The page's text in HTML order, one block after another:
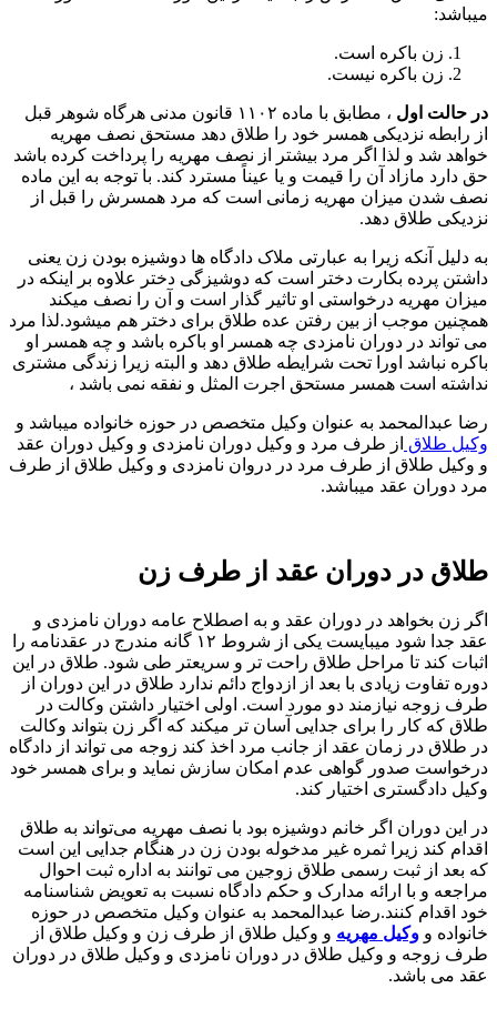
میباشد:
زن باکره است.
زن باکره نیست.
در حالت اول
، مطابق با ماده ۱۱۰۲ قانون مدنی هرگاه شوهر قبل
از رابطه نزدیکی همسر خود را طلاق دهد مستحق نصف مهریه
خواهد شد و لذا اگر مرد بیشتر از نصف مهریه را پرداخت کرده باشد
حق دارد مازاد آن را قیمت و یا عیناً مسترد کند. با توجه به این ماده
نصف شدن میزان مهریه زمانی است که مرد همسرش را قبل از
نزدیکی طلاق دهد.
به دلیل آنکه زیرا به عبارتی ملاک دادگاه ها دوشیزه بودن زن یعنی
داشتن پرده بکارت دختر است که دوشیزگی دختر علاوه بر اینکه در
میزان مهریه درخواستی او تاثیر گذار است و آن را نصف میکند
همچنین موجب از بین رفتن عده طلاق برای دختر هم میشود.لذا مرد
می تواند در دوران نامزدی چه همسر او باکره باشد و چه همسر او
باکره نباشد اورا تحت شرایطه طلاق دهد و البته زیرا زندگی مشتری
نداشته است همسر مستحق اجرت المثل و نفقه نمی باشد ،
رضا عبدالمحمد به عنوان وکیل متخصص در حوزه خانواده میباشد و
وکیل طلاق از طرف مرد و وکیل دوران نامزدی و وکیل دوران عقد
و وکیل طلاق از طرف مرد در دروان نامزدی و وکیل طلاق از طرف
مرد دوران عقد میباشد.
طلاق در دوران عقد از طرف زن
اگر زن بخواهد در دوران عقد و به اصطلاح عامه دوران نامزدی و
عقد جدا شود میبایست یکی از شروط ۱۲ گانه مندرج در عقدنامه را
اثبات کند تا مراحل طلاق راحت تر و سریعتر طی شود. طلاق در این
دوره تفاوت زیادی با بعد از ازدواج دائم ندارد طلاق در این دوران از
طرف زوجه نیازمند دو مورد است. اولی اختیار داشتن وکالت در
طلاق که کار را برای جدایی آسان تر میکند که اگر زن بتواند وکالت
در طلاق در زمان عقد از جانب مرد اخذ کند زوجه می تواند از دادگاه
درخواست صدور گواهی عدم امکان سازش نماید و برای همسر خود
وکیل دادگستری اختیار کند.
در این دوران اگر خانم دوشیزه بود با نصف مهریه می‌تواند به طلاق
اقدام کند زیرا ثمره‌ غیر مدخوله بودن زن در هنگام جدایی این است
که بعد از ثبت رسمی طلاق زوجین می توانند به اداره ثبت احوال
مراجعه و با ارائه مدارک و حکم دادگاه نسبت به تعویض شناسنامه
خود اقدام کنند.رضا عبدالمحمد به عنوان وکیل متخصص در حوزه
خانواده و وکیل مهریه و وکیل طلاق از طرف زن و وکیل طلاق از
طرف زوجه و وکیل طلاق در دوران نامزدی و وکیل طلاق در دوران
عقد می باشد.